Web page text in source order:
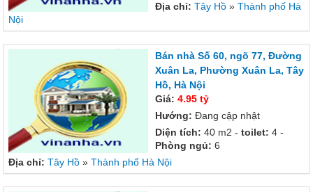
Địa chỉ: Tây Hồ » Thành phố Hà
Nội
Bán nhà Số 60, ngõ 77, Đường
Xuân La, Phường Xuân La, Tây
Hồ, Hà Nội
Giá: 4.95 tỷ
Hướng: Đang cập nhật
Diện tích: 40 m2 - toilet: 4 -
Phòng ngủ: 6
Địa chỉ: Tây Hồ » Thành phố Hà Nội